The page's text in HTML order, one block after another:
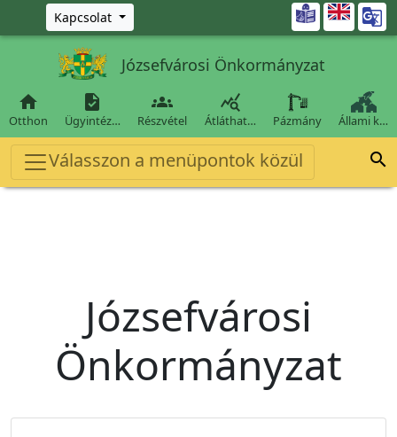
Ugrás a fő tartalomra
Kapcsolat 
Józsefvárosi Önkormányzat

Otthon

Ügyintéz…

Részvétel

Átláthat… Pázmány Állami k…
Válasszon a menüpontok közül 
Józsefvárosi
Önkormányzat